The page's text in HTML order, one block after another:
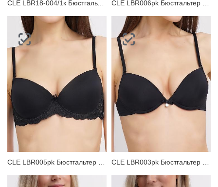
CLE LBR18-004/1к Бюстгальтер женский